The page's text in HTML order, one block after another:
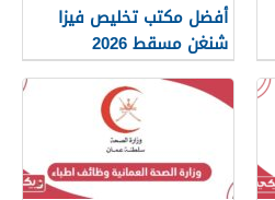
أفضل مكتب تخليص فيزا
شنغن مسقط 2026